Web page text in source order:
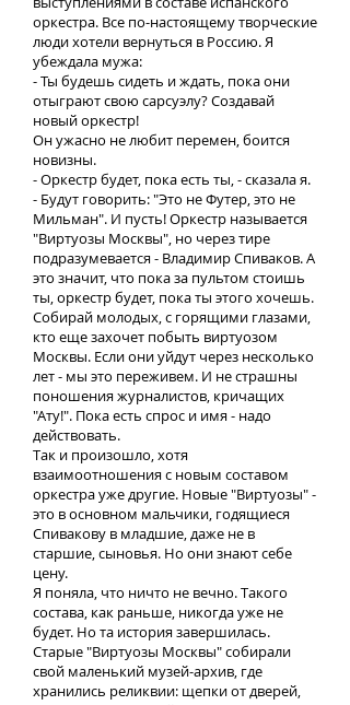
оркестра. Все по-настоящему творческие
люди хотели вернуться в Россию. Я
убеждала мужа:
- Ты будешь сидеть и ждать, пока они
отыграют свою сарсуэлу? Создавай
новый оркестр!
Он ужасно не любит перемен, боится
новизны.
- Оркестр будет, пока есть ты, - сказала я.
- Будут говорить: "Это не Футер, это не
Мильман". И пусть! Оркестр называется
"Виртуозы Москвы", но через тире
подразумевается - Владимир Спиваков. А
это значит, что пока за пультом стоишь
ты, оркестр будет, пока ты этого хочешь.
Собирай молодых, с горящими глазами,
кто еще захочет побыть виртуозом
Москвы. Если они уйдут через несколько
лет - мы это переживем. И не страшны
поношения журналистов, кричащих
"Ату!". Пока есть спрос и имя - надо
действовать.
Так и произошло, хотя
взаимоотношения с новым составом
оркестра уже другие. Новые "Виртуозы" -
это в основном мальчики, годящиеся
Спивакову в младшие, даже не в
старшие, сыновья. Но они знают себе
цену.
Я поняла, что ничто не вечно. Такого
состава, как раньше, никогда уже не
будет. Но та история завершилась.
Старые "Виртуозы Москвы" собирали
свой маленький музей-архив, где
хранились реликвии: щепки от дверей,